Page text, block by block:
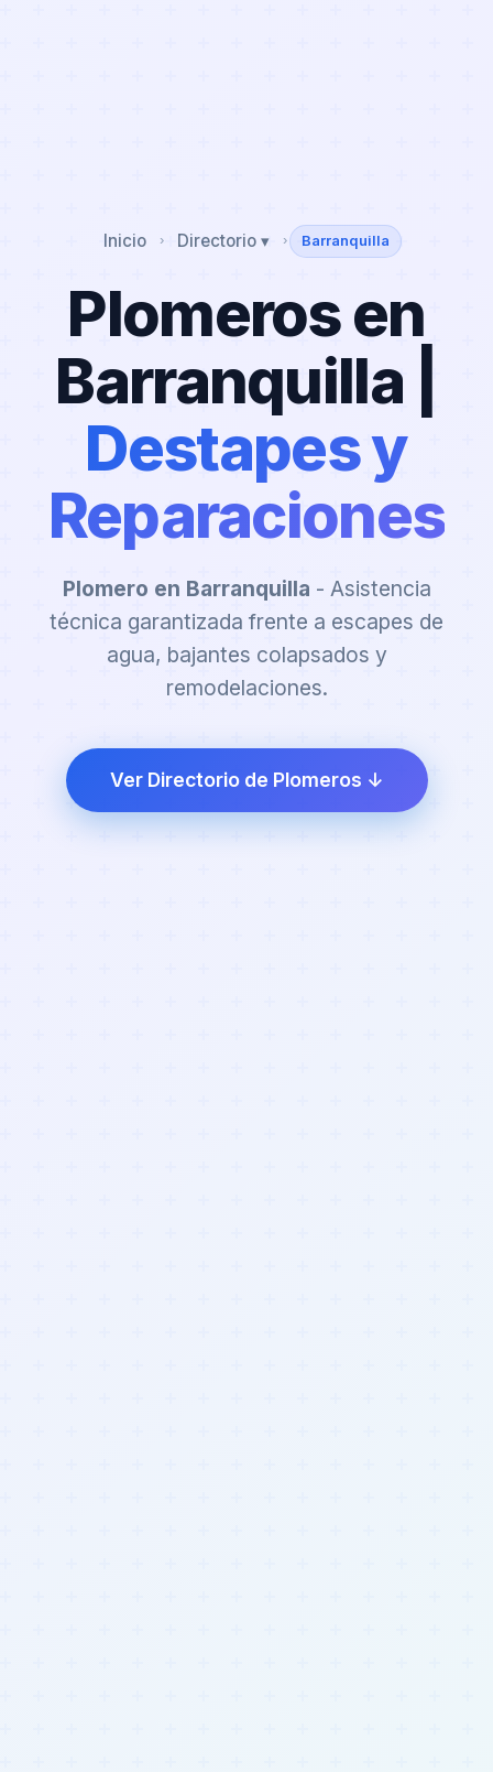
Inicio › Directorio ▾ › Barranquilla
Plomeros en
Barranquilla |
Destapes y
Reparaciones
Plomero en Barranquilla - Asistencia
técnica garantizada frente a escapes de
agua, bajantes colapsados y
remodelaciones.
Ver Directorio de Plomeros ↓